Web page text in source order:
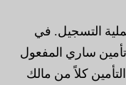
التسجيل. في
ساري المفعول
كلاً من مالك